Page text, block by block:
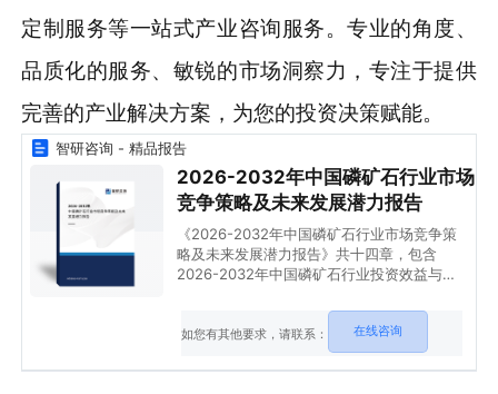
定制服务等一站式产业咨询服务。专业的角度、
品质化的服务、敏锐的市场洞察力，专注于提供
完善的产业解决方案，为您的投资决策赋能。
智研咨询 - 精品报告
2026-2032年中国磷矿石行业市场
竞争策略及未来发展潜力报告
《2026-2032年中国磷矿石行业市场竞争策
略及未来发展潜力报告》共十四章，包含
2026-2032年中国磷矿石行业投资效益与机
如您有其他要求，请联系： 在线咨询